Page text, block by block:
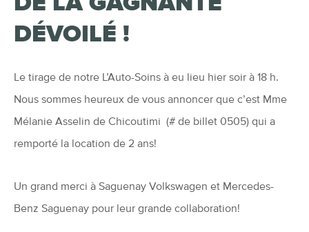
DÉVOILÉ !
Le tirage de notre L’Auto-Soins à eu lieu hier soir à 18 h.
Nous sommes heureux de vous annoncer que c’est Mme
Mélanie Asselin de Chicoutimi (# de billet 0505) qui a
remporté la location de 2 ans!
Un grand merci à Saguenay Volkswagen et Mercedes-
Benz Saguenay pour leur grande collaboration!